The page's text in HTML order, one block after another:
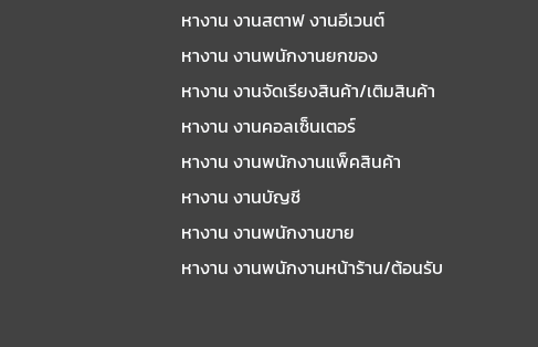
หางาน งานสตาฟ งานอีเวนต์
หางาน งานพนักงานยกของ
หางาน งานจัดเรียงสินค้า/เติมสินค้า
หางาน งานคอลเซ็นเตอร์
หางาน งานพนักงานแพ็คสินค้า
หางาน งานบัญชี
หางาน งานพนักงานขาย
หางาน งานพนักงานหน้าร้าน/ต้อนรับ